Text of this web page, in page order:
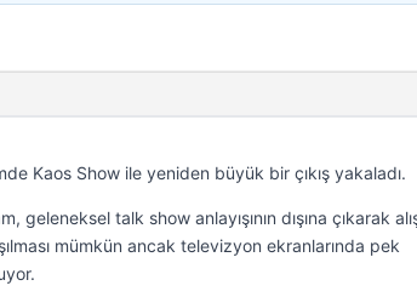
Kaos Show ile yeniden büyük bir çıkış yakaladı.
talk show anlayışının dışına çıkarak
mümkün ancak televizyon ekranlarında pek